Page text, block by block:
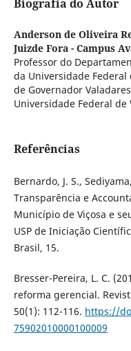
Biografia do Autor
Anderson de Oliveira
Juizde Fora - Campus
Professor do
da Universidade Federal
de Governador
Universidade Federal de
Referências
Bernardo, J. S.,
Transparência e
Município de Viçosa e
USP de Iniciação
Brasil, 15.
Bresser-Pereira, L. C.
reforma gerencial.
50(1): 112-116. https://
75902010000100009